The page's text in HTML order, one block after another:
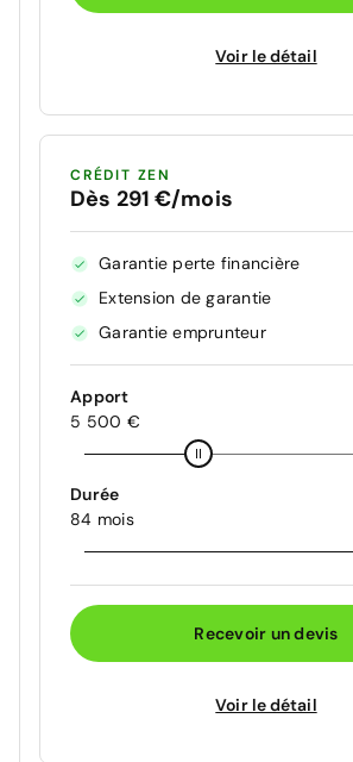
Voir le détail
CRÉDIT ZEN
Dès 291 €/mois
Garantie perte financière
Extension de garantie
Garantie emprunteur
Apport
5 500 €
Durée
84 mois
Recevoir un devis
Voir le détail